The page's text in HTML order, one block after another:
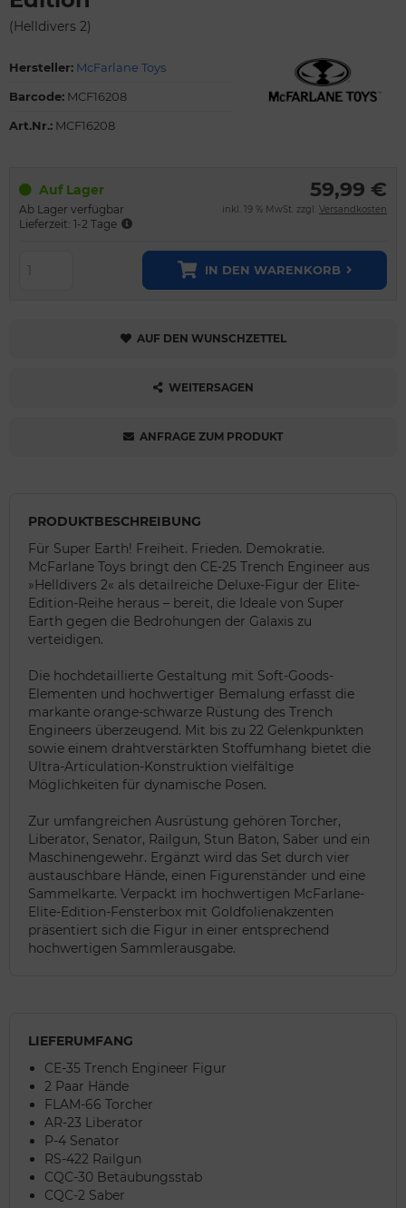
(Helldivers 2)
Hersteller: McFarlane Toys
Barcode: MCF16208
Art.Nr.: MCF16208
Auf Lager
Ab Lager verfügbar
Lieferzeit: 1-2 Tage
59,99 €
inkl. 19 % MwSt. zzgl. Versandkosten
IN DEN WARENKORB
AUF DEN WUNSCHZETTEL
WEITERSAGEN
ANFRAGE ZUM PRODUKT
PRODUKTBESCHREIBUNG
Für Super Earth! Freiheit. Frieden. Demokratie.
McFarlane Toys bringt den CE-25 Trench Engineer aus
»Helldivers 2« als detailreiche Deluxe-Figur der Elite-
Edition-Reihe heraus – bereit, die Ideale von Super
Earth gegen die Bedrohungen der Galaxis zu
verteidigen.
Die hochdetaillierte Gestaltung mit Soft-Goods-
Elementen und hochwertiger Bemalung erfasst die
markante orange-schwarze Rüstung des Trench
Engineers überzeugend. Mit bis zu 22 Gelenkpunkten
sowie einem drahtverstärkten Stoffumhang bietet die
Ultra-Articulation-Konstruktion vielfältige
Möglichkeiten für dynamische Posen.
Zur umfangreichen Ausrüstung gehören Torcher,
Liberator, Senator, Railgun, Stun Baton, Saber und ein
Maschinengewehr. Ergänzt wird das Set durch vier
austauschbare Hände, einen Figurenständer und eine
Sammelkarte. Verpackt im hochwertigen McFarlane-
Elite-Edition-Fensterbox mit Goldfolienakzenten
präsentiert sich die Figur in einer entsprechend
hochwertigen Sammlerausgabe.
LIEFERUMFANG
CE-35 Trench Engineer Figur
2 Paar Hände
FLAM-66 Torcher
AR-23 Liberator
P-4 Senator
RS-422 Railgun
CQC-30 Betäubungsstab
CQC-2 Saber